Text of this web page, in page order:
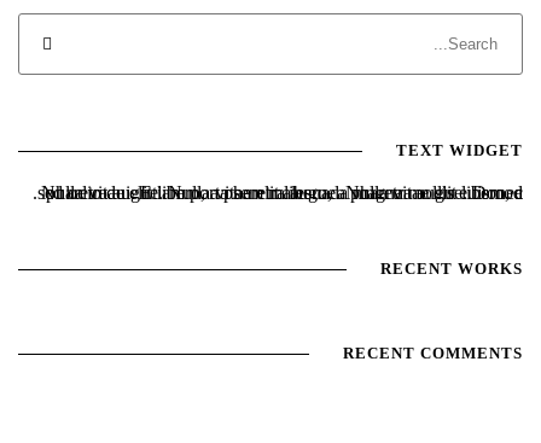
TEXT WIDGET
Nulla vitae elit libero, a pharetra augue. Nulla vitae elit libero, a pharetra augue. Nulla vitae elit libero, a pharetra augue. Donec sed odio dui. Etiam porta sem malesuada magna mollis euismod.
RECENT WORKS
RECENT COMMENTS